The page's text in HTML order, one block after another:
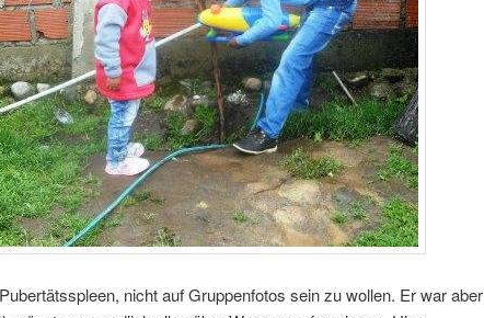
nicht auf Gruppenfotos sein zu wollen. Er war aber